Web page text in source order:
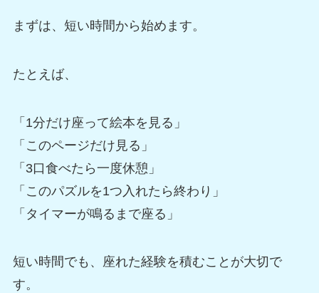
まずは、短い時間から始めます。
たとえば、
「1分だけ座って絵本を見る」
「このページだけ見る」
「3口食べたら一度休憩」
「このパズルを1つ入れたら終わり」
「タイマーが鳴るまで座る」
短い時間でも、座れた経験を積むことが大切で
す。